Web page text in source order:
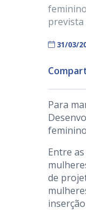
prevista
31/03/
Para
Entre
de